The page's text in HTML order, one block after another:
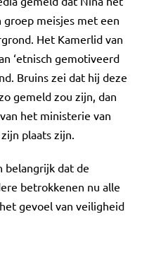
meisjes met een
Het Kamerlid van
‘etnisch gemotiveerd
Bruins zei dat hij deze
gemeld zou zijn, dan
het ministerie van
plaats zijn.
belangrijk dat de
betrokkenen nu alle
gevoel van veiligheid